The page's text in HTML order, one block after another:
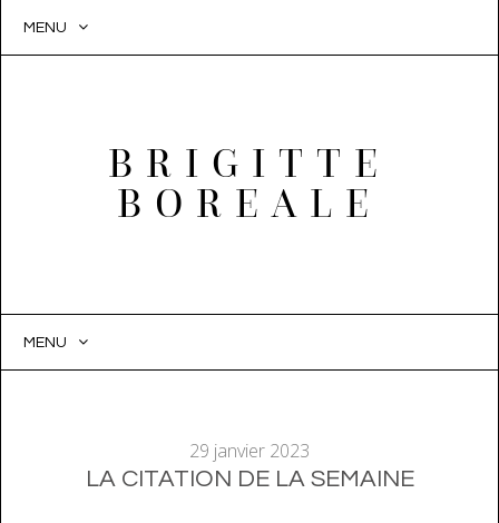
MENU
BRIGITTE
BOREALE
MENU
29 janvier 2023
LA CITATION DE LA SEMAINE